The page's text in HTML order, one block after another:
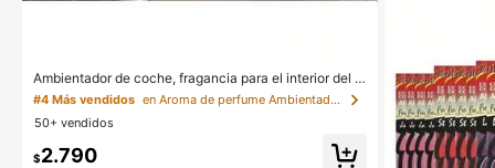
Ambientador de coche, fragancia para el interior del a
utomóvil, decoración interior del automóvil, desodoriz
ante de larga duración, múltiples aromas florales y frut
ales disponibles, adecuado para coche, dormitorio, ar
mario, baño, armario de zapatos, cama de mascota, a
ccesorios de automóvil, regalos navideños, vida útil d
#4 Más vendidos
en Aroma de perfume Ambientador para coche
50+ vendidos
$2.790